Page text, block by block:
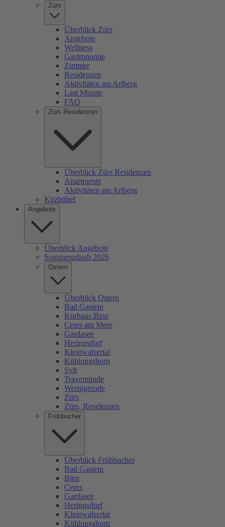
Zürs
Überblick Zürs
Angebote
Wellness
Gastronomie
Zimmer
Residenzen
Aktivitäten am Arlberg
Last Minute
FAQ
Zürs Residenzen
Überblick Zürs Residenzen
Apartments
Aktivitäten am Arlberg
Kitzbühel
Angebote
Überblick Angebote
Sommerurlaub 2026
Ostern
Überblick Ostern
Bad Gastein
Kurhaus Binz
Ceres am Meer
Gardasee
Heringsdorf
Kleinwalsertal
Kühlungsborn
Sylt
Travemünde
Wernigerode
Zürs
Zürs, Residenzen
Frühbucher
Überblick Frühbucher
Bad Gastein
Binz
Ceres
Gardasee
Heringsdorf
Kleinwalsertal
Kühlungsborn